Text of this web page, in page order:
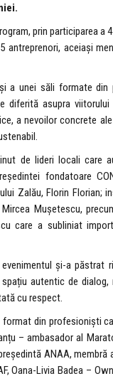
prin participarea a
antreprenori, aceiași
a unei săli formate
diferită asupra
a nevoilor concrete
de lideri locali care
fondatoare
Zalău, Florin Florian;
Mușetescu,
care a subliniat
și-a păstrat
autentic de
cu respect.
din profesioniști
– ambasador al
ANAA, membră
Oana-Livia Badea –